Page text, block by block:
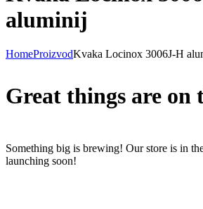
aluminij
HomeProizvodKvaka Locinox 3006J-H
Great things are on
Something big is brewing! Our store is in
launching soon!